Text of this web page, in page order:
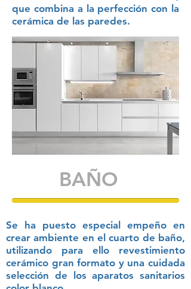
que combina a la perfección con la
cerámica de las paredes.
BAÑO
Se ha puesto especial empeño en
crear ambiente en el cuarto de baño,
utilizando para ello revestimiento
cerámico gran formato y una cuidada
selección de los aparatos sanitarios